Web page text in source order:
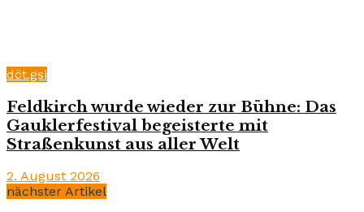
döt.gsi
Feldkirch wurde wieder zur Bühne: Das
Gauklerfestival begeisterte mit
Straßenkunst aus aller Welt
2. August 2026
nächster Artikel